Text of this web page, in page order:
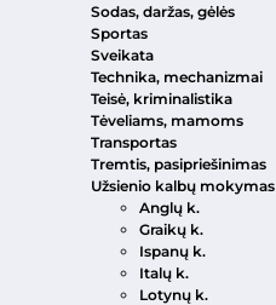
Sodas, daržas, gėlės
Sportas
Sveikata
Technika, mechanizmai
Teisė, kriminalistika
Tėveliams, mamoms
Transportas
Tremtis, pasipriešinimas
Užsienio kalbų mokymas
Anglų k.
Graikų k.
Ispanų k.
Italų k.
Lotynų k.